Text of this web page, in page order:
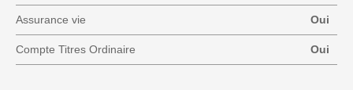
Assurance vie Oui
Compte Titres Ordinaire Oui